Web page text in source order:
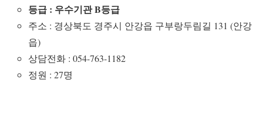
등급 : 우수기관 B등급
주소 : 경상북도 경주시 안강읍 구부랑두림길 131 (안강
읍)
상담전화 : 054-763-1182
정원 : 27명